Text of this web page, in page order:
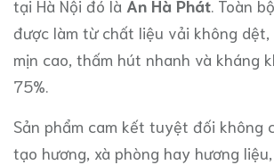
tại Hà Nội đó là An Hà Phát. Toàn
được làm từ chất liệu vải không dệt,
mịn cao, thấm hút nhanh và kháng
75%.
Sản phẩm cam kết tuyệt đối không
tạo hương, xà phòng hay hương